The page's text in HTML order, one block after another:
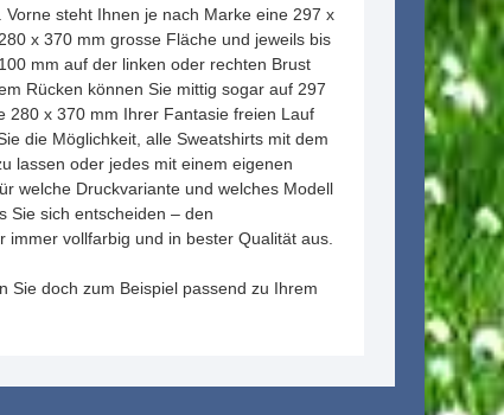
Vorne steht Ihnen je nach Marke eine 297 x
x 370 mm grosse Fläche und jeweils bis
mm auf der linken oder rechten Brust
Rücken können Sie mittig sogar auf 297
280 x 370 mm Ihrer Fantasie freien Lauf
die Möglichkeit, alle Sweatshirts mit dem
lassen oder jedes mit einem eigenen
welche Druckvariante und welches Modell
Sie sich entscheiden – den
immer vollfarbig und in bester Qualität aus.
Sie doch zum Beispiel passend zu Ihrem